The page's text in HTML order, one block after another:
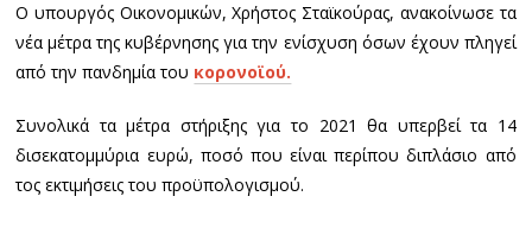
Ο υπουργός Οικονομικών, Χρήστος Σταϊκούρας, ανακοίνωσε τα
νέα μέτρα της κυβέρνησης για την ενίσχυση όσων έχουν πληγεί
από την πανδημία του κορονοϊού.
Συνολικά τα μέτρα στήριξης για το 2021 θα υπερβεί τα 14
δισεκατομμύρια ευρώ, ποσό που είναι περίπου διπλάσιο από
τος εκτιμήσεις του προϋπολογισμού.